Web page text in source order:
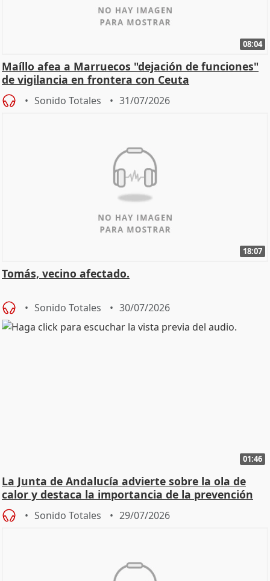
08:04
Maíllo afea a Marruecos "dejación de funciones"
de vigilancia en frontera con Ceuta
Sonido Totales 31/07/2026
18:07
Tomás, vecino afectado.
Sonido Totales 30/07/2026
01:46
La Junta de Andalucía advierte sobre la ola de
calor y destaca la importancia de la prevención
Sonido Totales 29/07/2026